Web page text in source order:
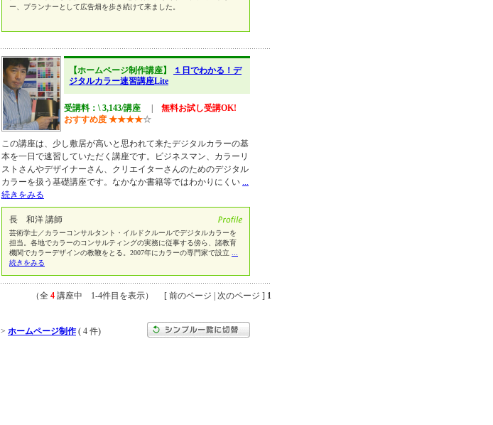
ー、プランナーとして広告畑を歩き続けて来ました。
【ホームページ制作講座】
１日でわかる！デ
ジタルカラー速習講座Lite
受講料：\ 3,143/講座
無料お試し受講OK!
おすすめ度 ★★★★☆
この講座は、少し敷居が高いと思われて来たデジタルカラーの基
本を一日で速習していただく講座です。ビジネスマン、カラーリ
ストさんやデザイナーさん、クリエイターさんのためのデジタル
カラーを扱う基礎講座です。なかなか書籍等ではわかりにくい ...
続きをみる
長 和洋 講師
芸術学士／カラーコンサルタント・イルドクルールでデジタルカラーを
担当。各地でカラーのコンサルティングの実務に従事する傍ら、諸教育
機関でカラーデザインの教鞭をとる。2007年にカラーの専門家で設立
続きをみる
（全 4 講座中 1-4件目を表示） [ 前のページ | 次のページ ] 1
> ホームページ制作 ( 4 件)